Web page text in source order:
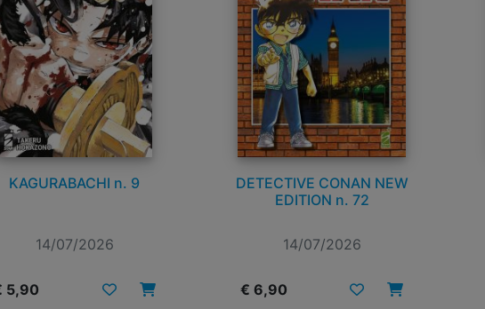
KAGURABACHI n. 9
14/07/2026
5,90
DETECTIVE CONAN NEW
EDITION n. 72
14/07/2026
€ 6,90